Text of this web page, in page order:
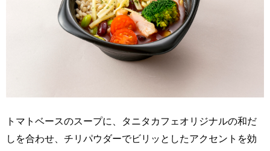
トマトベースのスープに、タニタカフェオリジナルの和だ
しを合わせ、チリパウダーでビリッとしたアクセントを効